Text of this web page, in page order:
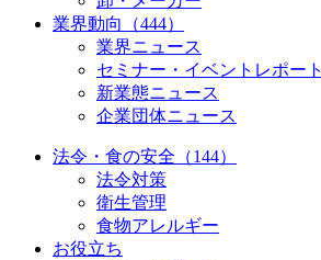
業界動向（444）
業界ニュース
セミナー・イベントレポート
新業態ニュース
企業団体ニュース
法令・食の安全（144）
法令対策
衛生管理
食物アレルギー
お役立ち